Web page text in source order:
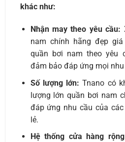
khác như:
Nhận may theo yêu cầu:
nam chính hãng đẹp
quần bơi nam theo yêu
đảm bảo đáp ứng mọi
Số lượng lớn: Tnano có
lượng lớn quần bơi nam
đáp ứng nhu cầu của
lẻ.
Hệ thống cửa hàng